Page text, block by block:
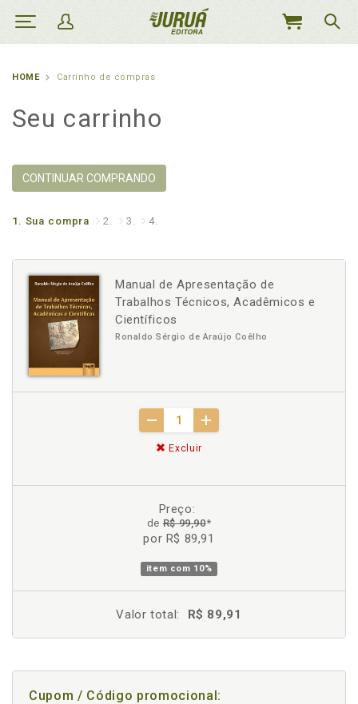
MEU
HOME Carrinho de compras
Seu carrinho
CONTINUAR COMPRANDO
1. Sua compra 2. 3. 4.
Manual de Apresentação de
Trabalhos Técnicos, Acadêmicos e
Científicos
Ronaldo Sérgio de Araújo Coêlho
Excluir
Preço:
deR$ 99,90*
por R$ 89,91
item com 10%
Valor total: R$ 89,91
Cupom / Código promocional: